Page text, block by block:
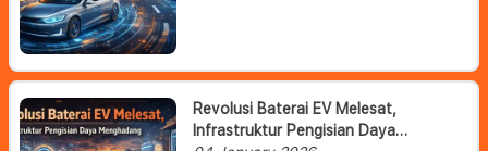
Revolusi Baterai EV Melesat,
Infrastruktur Pengisian Daya